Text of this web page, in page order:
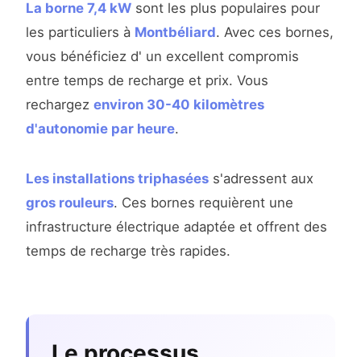
La borne 7,4 kW sont les plus populaires pour
les particuliers à Montbéliard. Avec ces bornes,
vous bénéficiez d' un excellent compromis
entre temps de recharge et prix. Vous
rechargez environ 30-40 kilomètres
d'autonomie par heure.
Les installations triphasées s'adressent aux
gros rouleurs. Ces bornes requièrent une
infrastructure électrique adaptée et offrent des
temps de recharge très rapides.